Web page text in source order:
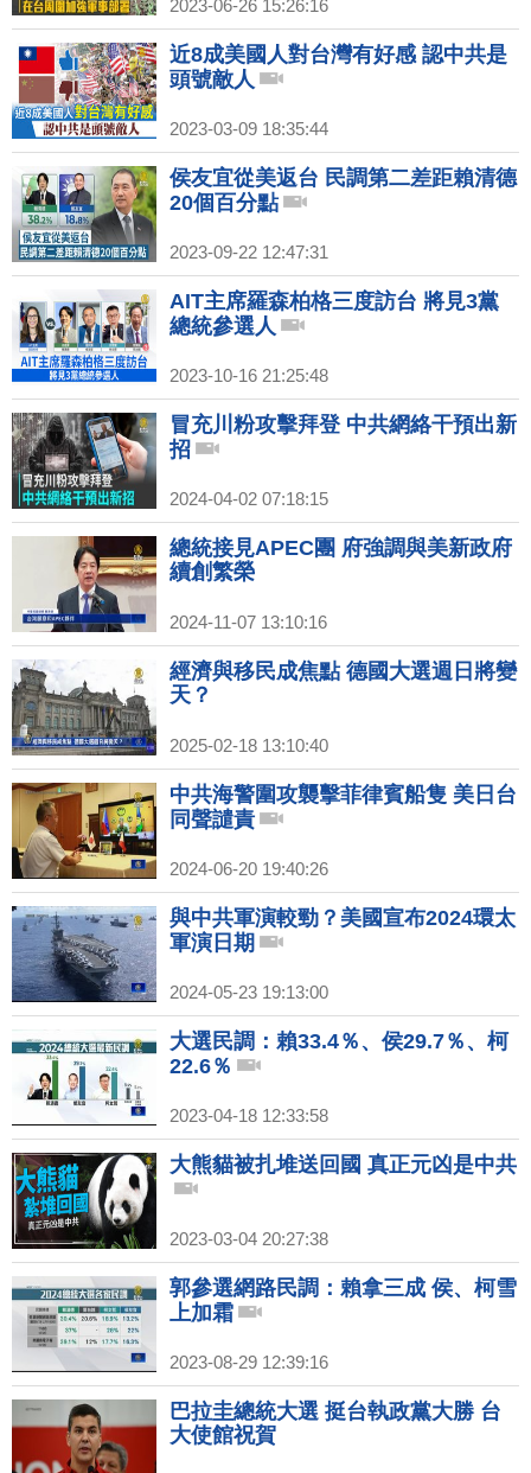
2023-06-26 15:26:16
近8成美國人對台灣有好感 認中共是
頭號敵人
2023-03-09 18:35:44
侯友宜從美返台 民調第二差距賴清德
20個百分點
2023-09-22 12:47:31
AIT主席羅森柏格三度訪台 將見3黨
總統參選人
2023-10-16 21:25:48
冒充川粉攻擊拜登 中共網絡干預出新
招
2024-04-02 07:18:15
總統接見APEC團 府強調與美新政府
續創繁榮
2024-11-07 13:10:16
經濟與移民成焦點 德國大選週日將變
天？
2025-02-18 13:10:40
中共海警圍攻襲擊菲律賓船隻 美日台
同聲譴責
2024-06-20 19:40:26
與中共軍演較勁？美國宣布2024環太
軍演日期
2024-05-23 19:13:00
大選民調：賴33.4％、侯29.7％、柯
22.6％
2023-04-18 12:33:58
大熊貓被扎堆送回國 真正元凶是中共
2023-03-04 20:27:38
郭參選網路民調：賴拿三成 侯、柯雪
上加霜
2023-08-29 12:39:16
巴拉圭總統大選 挺台執政黨大勝 台
大使館祝賀